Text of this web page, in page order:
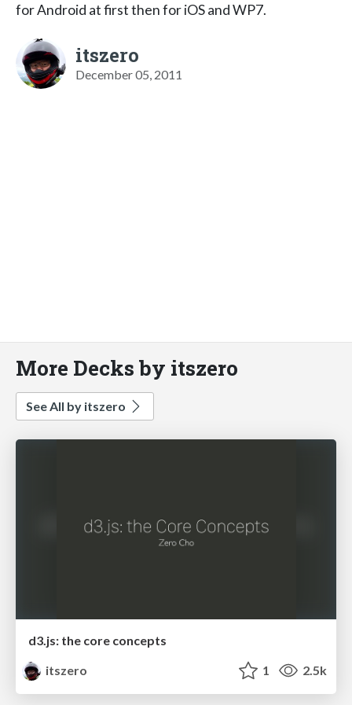
for Android at first then for iOS and WP7.
itszero
December 05, 2011
More Decks by itszero
See All by itszero
d3.js: the core concepts
itszero
1 2.5k